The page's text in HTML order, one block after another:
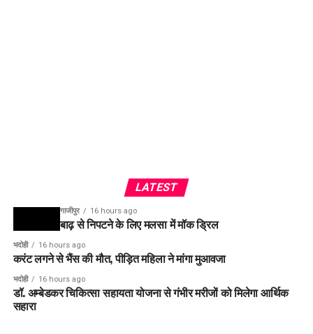
LATEST
गाजीपुर 16 hours ago
बाढ़ से निपटने के लिए मलसा में मॉक ड्रिल
भदोही 16 hours ago
करंट लगने से भैंस की मौत, पीड़ित महिला ने मांगा मुआवजा
भदोही 16 hours ago
डॉ. अम्बेडकर चिकित्सा सहायता योजना से गंभीर मरीजों को मिलेगा आर्थिक
सहारा